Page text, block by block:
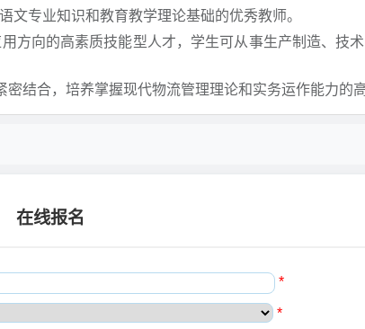
专业知识和教育教学理论基础的优秀教师。
向的高素质技能型人才，学生可从事生产制造、技
结合，培养掌握现代物流管理理论和实务运作能力的高
在线报名
*
*